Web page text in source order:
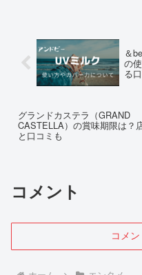
＆
の
る
グランドカステラ（GRAND
CASTELLA）の賞味期限は？
と口コミも
コメント
コメ